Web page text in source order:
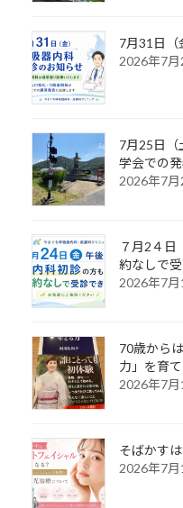
7月31日（
2026年7月
7月25日（
学会での
2026年7月
７月2４日
約なしで
2026年7月
70歳から
力」を育
2026年7月
そばかす
2026年7月